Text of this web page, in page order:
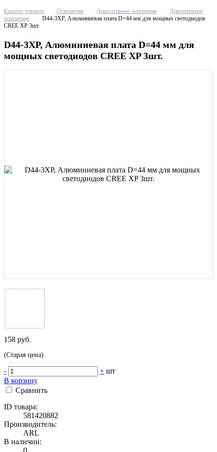
Каталог товаров Освещение Декоративное освещение
Декоративное
освещение
D44-3XP, Алюминиевая плата D=44 мм для мощных светодиодов
CREE XP 3шт.
D44-3XP, Алюминиевая плата D=44 мм для
мощных светодиодов CREE XP 3шт.
158 руб.
(Старая цена)
- + шт
В корзину
Сравнить
ID товара:
581420882
Производитель:
ARL
В наличии:
0